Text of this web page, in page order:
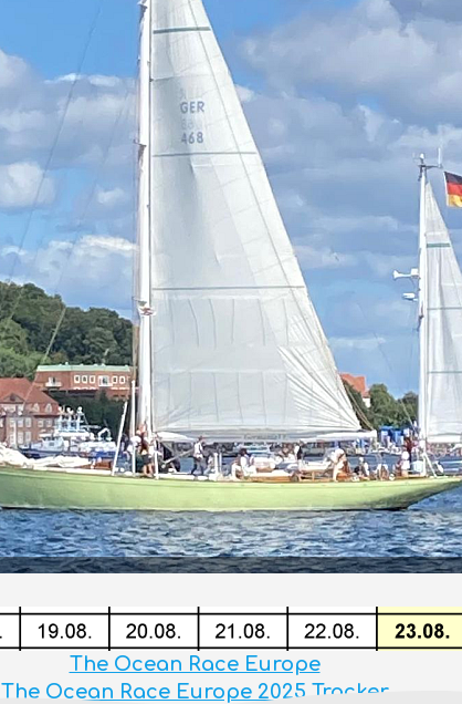
The Ocean Race Europe
The Ocean Race Europe 2025 Tracker